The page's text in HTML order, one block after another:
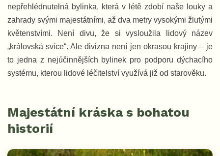
nepřehlédnutelná bylinka, která v létě zdobí naše louky a
zahrady svými majestátními, až dva metry vysokými žlutými
květenstvími. Není divu, že si vysloužila lidový název
„královská svíce“. Ale divizna není jen okrasou krajiny – je
to jedna z nejúčinnějších bylinek pro podporu dýchacího
systému, kterou lidové léčitelství využívá již od starověku.
Majestátní kráska s bohatou
historií